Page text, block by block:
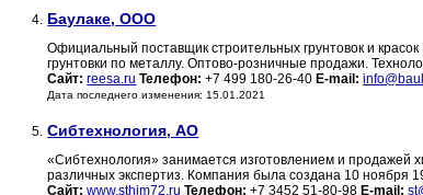
4. Баулаке, ООО
Официальный поставщик строительных грунтовок и
грунтовки по металлу. Оптово-розничные продажи.
Сайт: reesa.ru Телефон: +7 499 180-26-40 E-mail:
Дата последнего изменения: 15.01.2021
5. Сибтехнология, АО
«Сибтехнология» занимается изготовлением и продажей
различных экспертиз. Компания была создана 10 ноября
Сайт: www.sthim72.ru Телефон: +7 3452 51-80-98 E-mail: